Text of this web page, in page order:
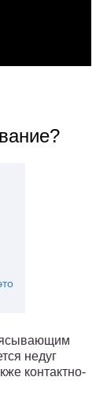
недуг
контактно-